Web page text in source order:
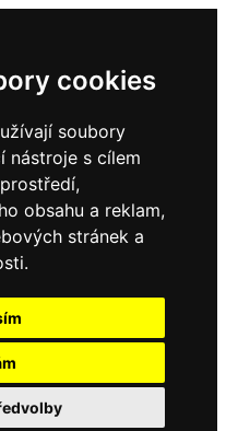
cookies
soubory
nástroje s cílem
obsahu a reklam,
stránek a